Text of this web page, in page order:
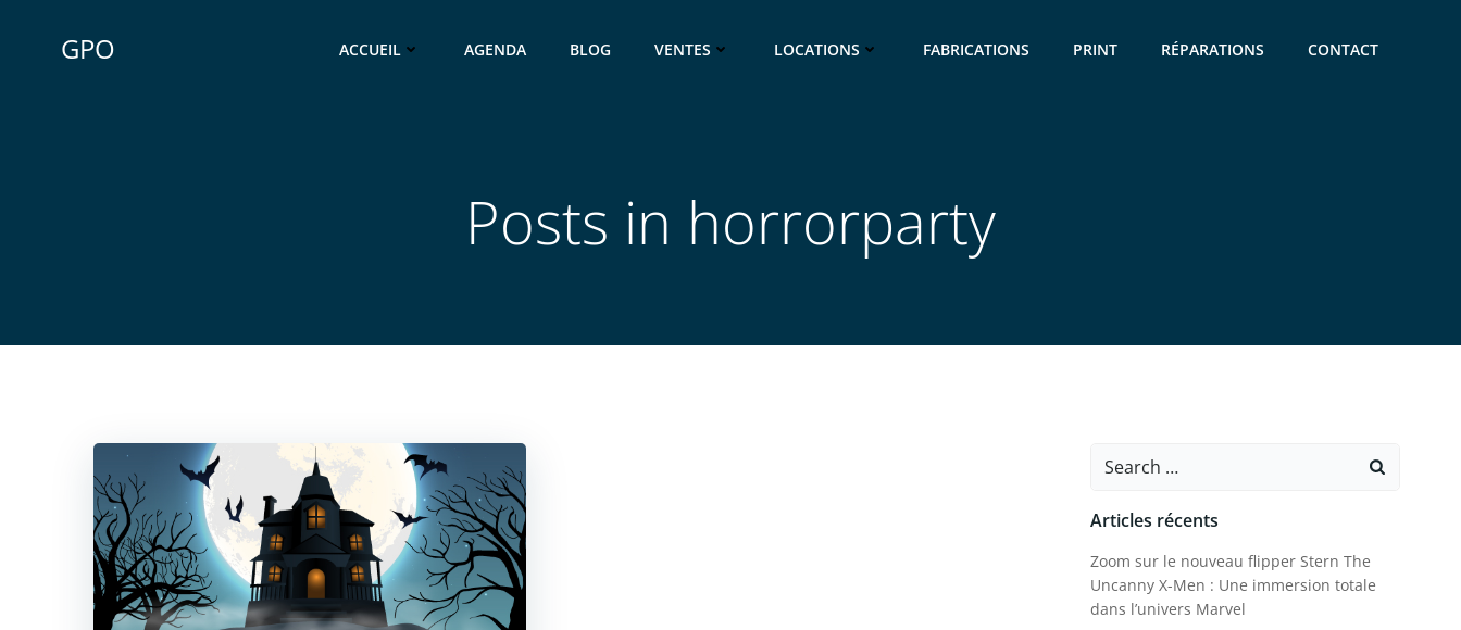
contenuGPO ACCUEIL AGENDA BLOG VENTES LOCATIONS FABRICATIONS PRINT RÉPARATIONS CONTACT
Posts in horrorparty
Search
Articles récents
Zoom sur le nouveau flipper Stern The
Uncanny X-Men : Une immersion totale
dans l’univers Marvel